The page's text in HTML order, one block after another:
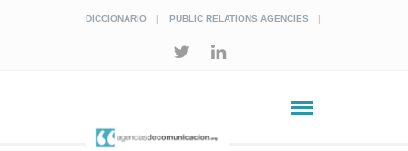
DICCIONARIO PUBLIC RELATIONS AGENCIES